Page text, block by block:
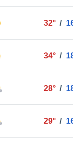
32° /
34° /
28° /
29° /